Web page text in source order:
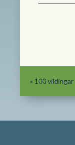
« 100 vildingar